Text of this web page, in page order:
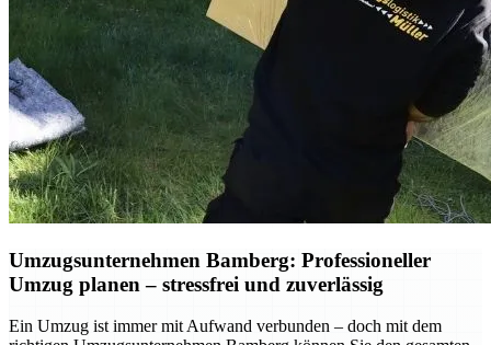
Umzugsunternehmen Bamberg: Professioneller
Umzug planen – stressfrei und zuverlässig
Ein Umzug ist immer mit Aufwand verbunden – doch mit dem